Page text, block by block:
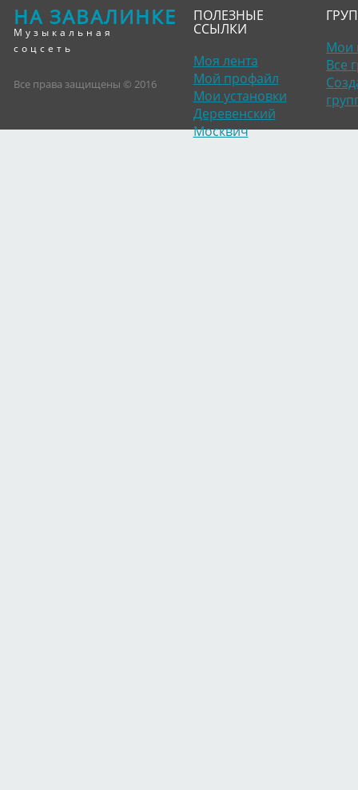
НА ЗАВАЛИНКЕ
Музыкальная
соцсеть
Все права защищены © 2016
ПОЛЕЗНЫЕ
ССЫЛКИ
Моя лента
Мой профайл
Мои установки
Деревенский
Москвич
Мои
Все